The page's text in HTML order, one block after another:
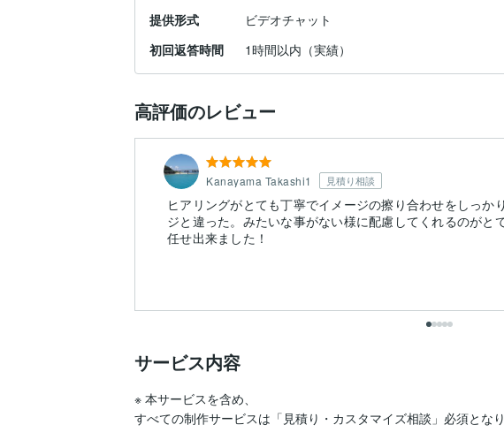
提供形式
ビデオチャット
初回返答時間
1時間以内（実績）
高評価のレビュー
Kanayama Takashi1 見積り相談
ヒアリングがとても丁寧でイメージの擦り合わせをしっか
ジと違った。みたいな事がない様に配慮してくれるのがと
任せ出来ました！
サービス内容
※ 本サービスを含め、
すべての制作サービスは「見積り・カスタマイズ相談」必須となり